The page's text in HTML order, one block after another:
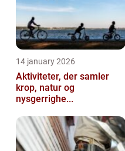
14 january 2026
Aktiviteter, der samler
krop, natur og
nysgerrighe...